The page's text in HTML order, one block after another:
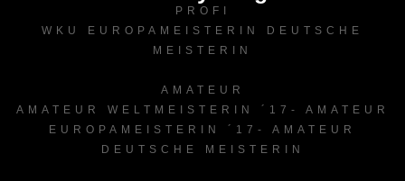
PROFI
WKU EUROPAMEISTERIN DEUTSCHE
MEISTERIN
AMATEUR
AMATEUR WELTMEISTERIN ´17- AMATEUR
EUROPAMEISTERIN ´17- AMATEUR
DEUTSCHE MEISTERIN